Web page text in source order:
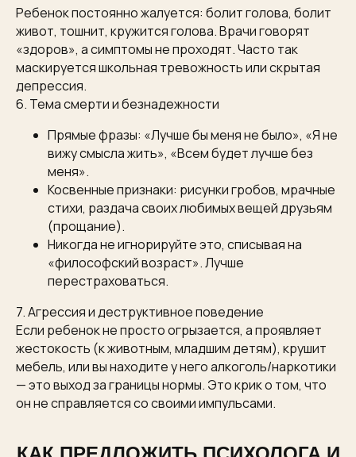
Ребенок постоянно жалуется: болит голова, болит
живот, тошнит, кружится голова. Врачи говорят
«здоров», а симптомы не проходят. Часто так
маскируется школьная тревожность или скрытая
депрессия.
6. Тема смерти и безнадежности
Прямые фразы: «Лучше бы меня не было», «Я не
вижу смысла жить», «Всем будет лучше без
меня».
Косвенные признаки: рисунки гробов, мрачные
стихи, раздача своих любимых вещей друзьям
(прощание).
Никогда не игнорируйте это, списывая на
«философский возраст». Лучше
перестраховаться.
7. Агрессия и деструктивное поведение
Если ребенок не просто огрызается, а проявляет
жестокость (к животным, младшим детям), крушит
мебель, или вы находите у него алкоголь/наркотики
— это выход за границы нормы. Это крик о том, что
он не справляется со своими импульсами.